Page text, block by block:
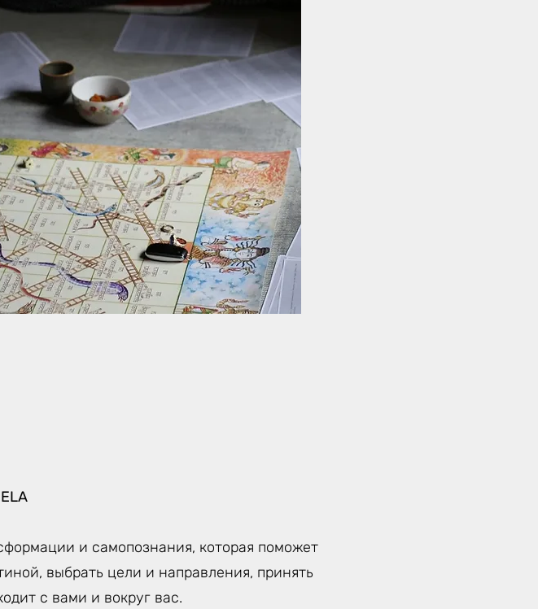
и самопознания, которая поможет
выбрать цели и направления, принять
с вами и вокруг вас.